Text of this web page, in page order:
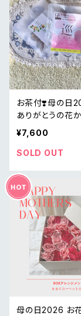
お茶付❣️母の日
ありがとうの花
ジメント
¥7,600
SOLD OUT
母の日2026 お